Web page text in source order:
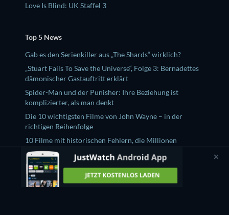
Love Is Blind: UK Staffel 3
Top 5 News
Gab es den Serienkiller aus „The Shards“ wirklich?
„Stuart Fails To Save the Universe“, Folge 3: Bernadettes
dämonischer Gastauftritt erklärt
Spider-Man und der Punisher: Ihre Beziehung ist
komplizierter, als man denkt
Die 10 wichtigsten Filme von John Wayne – in der
richtigen Reihenfolge
10 Filme mit historischen Fehlern, die Millionen
Zuschauer für wahr hielten